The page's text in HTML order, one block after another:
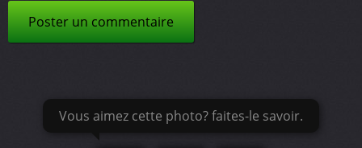
Poster un commentaire
Vous aimez cette photo? faites-le savoir.